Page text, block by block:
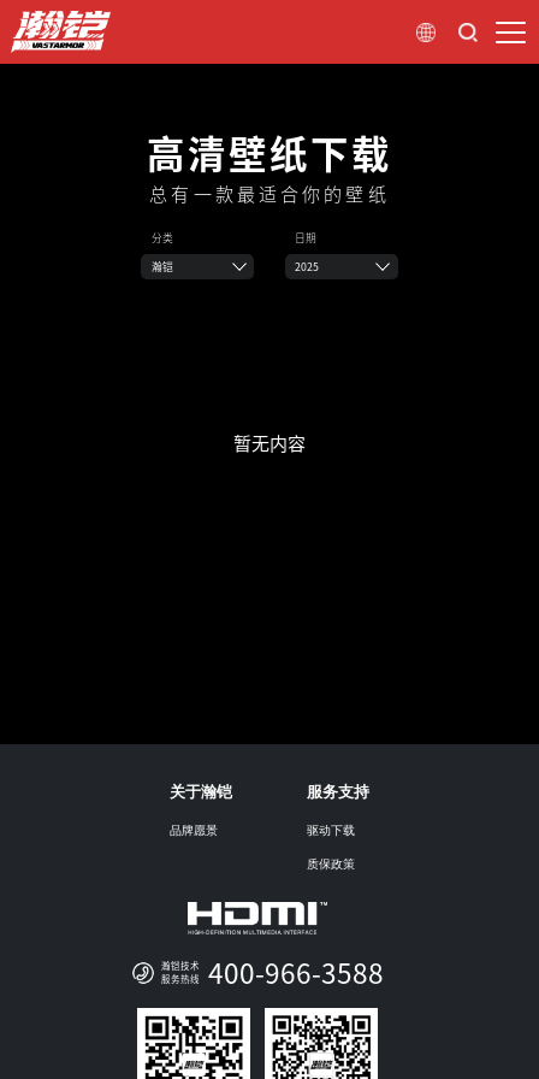
高清壁纸下载
总有一款最适合你的壁纸
分类
瀚铠
日期
2025
暂无内容
关于瀚铠
品牌愿景
服务支持
驱动下载
质保政策
瀚铠技术
服务热线
400-966-3588